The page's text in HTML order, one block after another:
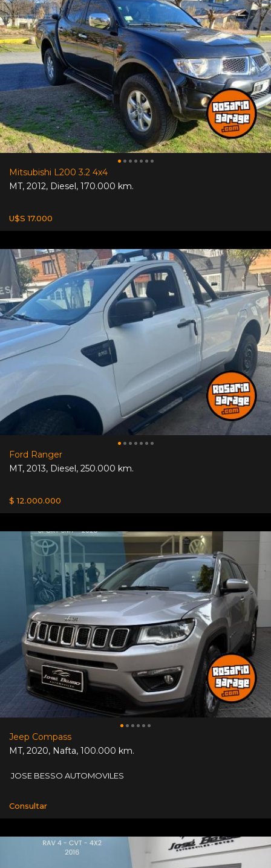
Mitsubishi L200 3.2 4x4
MT, 2012, Diesel, 170.000 km.
U$S 17.000
Ford Ranger
MT, 2013, Diesel, 250.000 km.
$ 12.000.000
Jeep Compass
MT, 2020, Nafta, 100.000 km.
JOSE BESSO AUTOMOVILES
Consultar